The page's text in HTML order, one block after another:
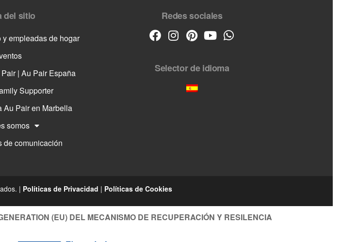
del sitio
empleadas de hogar
| Au Pair España
Supporter
Au Pair en Marbella
somos
de comunicación
Redes sociales
Selector de idioma
| Políticas de Privacidad | Políticas de Cookies
(EU) DEL MECANISMO DE RECUPERACIÓN Y RESILENCIA